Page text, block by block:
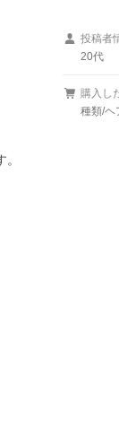
投稿者
20代
購入し
種類/ヘ